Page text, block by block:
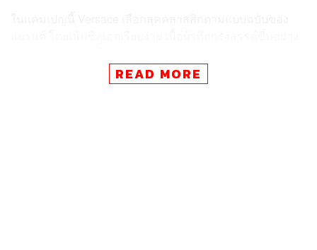
Murphy มีลุคที่ออกมาดูเท่และเต็มไปด้วยเสน่ห์อย่างไร้ที่ติกัน
ทั้งคู่ ซึ่งไอเท็มในแคมเปญ Icons ก็มีทั้งเดรสกลางคืนที่ใช้
READ MORE